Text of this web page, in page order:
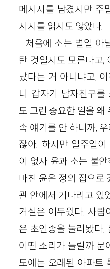
메시지를 남겼지만 주
시지를 읽지도 않았다.
처음에 소는 별일 아
탄 것일지도 모른다고,
났다는 거 아니냐고.
니 갑자기 남자친구를
도 그런 중요한 일을 왜
속 얘기를 안 하니까,
잖아. 하지만 일주일
이 없자 윤과 소는 불
마친 윤은 정의 집으로
관 안에서 기다리고 있
거실은 어두웠다. 사람
은 초인종을 눌러봤다.
어떤 소리가 들릴까 문
도에는 오래된 아파트